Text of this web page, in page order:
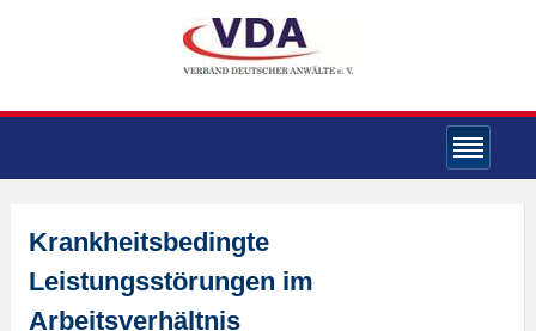
Krankheitsbedingte
Leistungsstörungen im
Arbeitsverhältnis